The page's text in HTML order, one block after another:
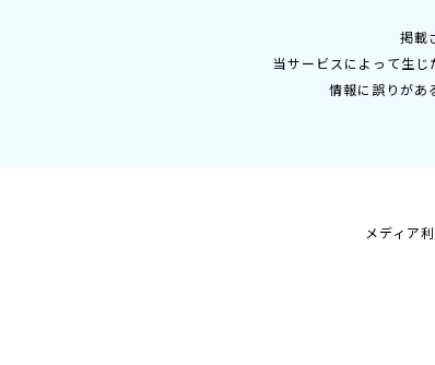
掲載
当サービスによって生
情報に誤りがあ
メディア